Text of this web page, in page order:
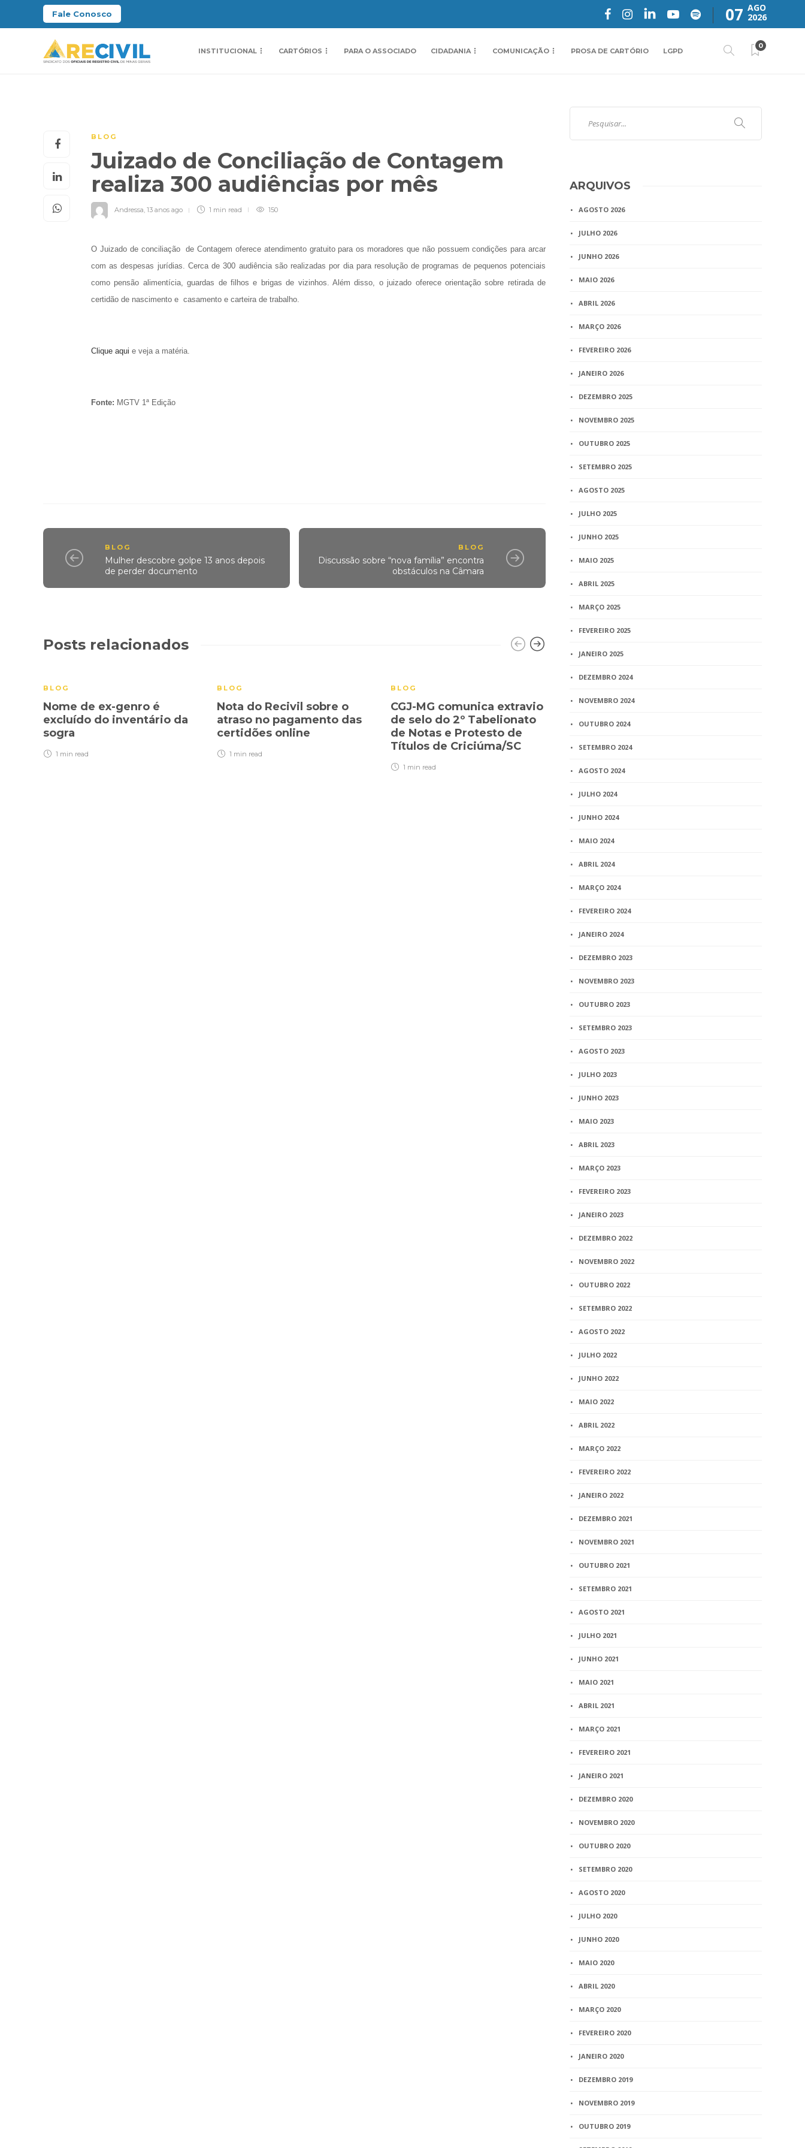
Fale Conosco 07 AGO
2026
INSTITUCIONAL CARTÓRIOS PARA O ASSOCIADO CIDADANIA COMUNICAÇÃO PROSA DE CARTÓRIO LGPD
0
BLOG
Juizado de Conciliação de Contagem
realiza 300 audiências por mês
Andressa, 13 anos ago 1 min read 150
O Juizado de conciliação de Contagem oferece atendimento gratuito para os moradores que não possuem condições para arcar
com as despesas jurídias. Cerca de 300 audiência são realizadas por dia para resolução de programas de pequenos potenciais
como pensão alimentícia, guardas de filhos e brigas de vizinhos. Além disso, o juizado oferece orientação sobre retirada de
certidão de nascimento e casamento e carteira de trabalho.
Clique aqui e veja a matéria.
Fonte: MGTV 1ª Edição
BLOG
Mulher descobre golpe 13 anos depois
de perder documento
BLOG
Discussão sobre “nova família” encontra
obstáculos na Câmara
Posts relacionados
BLOG
Nome de ex-genro é
excluído do inventário da
sogra
1 min read
BLOG
Nota do Recivil sobre o
atraso no pagamento das
certidões online
1 min read
BLOG
CGJ-MG comunica extravio
de selo do 2º Tabelionato
de Notas e Protesto de
Títulos de Criciúma/SC
1 min read
BLOG
Comissão Gestora
compensação dos
ARQUIVOS
AGOSTO 2026
JULHO 2026
JUNHO 2026
MAIO 2026
ABRIL 2026
MARÇO 2026
FEVEREIRO 2026
JANEIRO 2026
DEZEMBRO 2025
NOVEMBRO 2025
OUTUBRO 2025
SETEMBRO 2025
AGOSTO 2025
JULHO 2025
JUNHO 2025
MAIO 2025
ABRIL 2025
MARÇO 2025
FEVEREIRO 2025
JANEIRO 2025
DEZEMBRO 2024
NOVEMBRO 2024
OUTUBRO 2024
SETEMBRO 2024
AGOSTO 2024
JULHO 2024
JUNHO 2024
MAIO 2024
ABRIL 2024
MARÇO 2024
FEVEREIRO 2024
JANEIRO 2024
DEZEMBRO 2023
NOVEMBRO 2023
OUTUBRO 2023
SETEMBRO 2023
AGOSTO 2023
JULHO 2023
JUNHO 2023
MAIO 2023
ABRIL 2023
MARÇO 2023
FEVEREIRO 2023
JANEIRO 2023
DEZEMBRO 2022
NOVEMBRO 2022
OUTUBRO 2022
SETEMBRO 2022
AGOSTO 2022
JULHO 2022
JUNHO 2022
MAIO 2022
ABRIL 2022
MARÇO 2022
FEVEREIRO 2022
JANEIRO 2022
DEZEMBRO 2021
NOVEMBRO 2021
OUTUBRO 2021
SETEMBRO 2021
AGOSTO 2021
JULHO 2021
JUNHO 2021
MAIO 2021
ABRIL 2021
MARÇO 2021
FEVEREIRO 2021
JANEIRO 2021
DEZEMBRO 2020
NOVEMBRO 2020
OUTUBRO 2020
SETEMBRO 2020
AGOSTO 2020
JULHO 2020
JUNHO 2020
MAIO 2020
ABRIL 2020
MARÇO 2020
FEVEREIRO 2020
JANEIRO 2020
DEZEMBRO 2019
NOVEMBRO 2019
OUTUBRO 2019